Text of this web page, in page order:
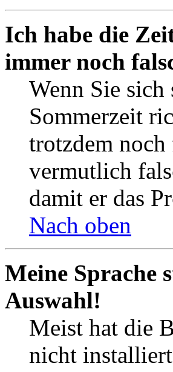
Ich habe die
immer noch
Wenn Sie sich
Sommerzeit
trotzdem noch
vermutlich
damit er das
Nach oben
Meine Sprache
Auswahl!
Meist hat die
nicht